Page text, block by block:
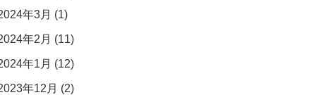
年3月 (1)
年2月 (11)
年1月 (12)
年12月 (2)